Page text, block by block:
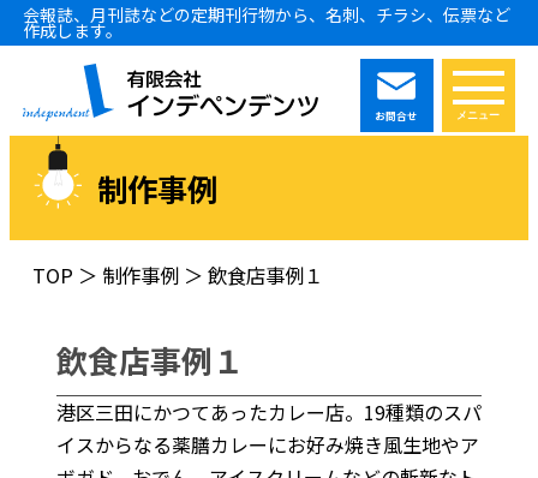
会報誌、月刊誌などの定期刊行物から、名刺、チラシ、伝票など
作成します。
お問合せ
制作事例
TOP ＞ 制作事例 ＞飲食店事例１
飲食店事例１
港区三田にかつてあったカレー店。19種類のスパ
イスからなる薬膳カレーにお好み焼き風生地やア